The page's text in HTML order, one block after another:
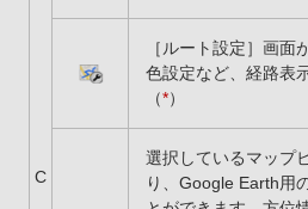
C
［ルート設定］画面
色設定など、経路表
（*）
選択しているマップ
り、Google Earth用